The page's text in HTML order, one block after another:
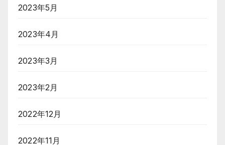
2023年5月
2023年4月
2023年3月
2023年2月
2022年12月
2022年11月